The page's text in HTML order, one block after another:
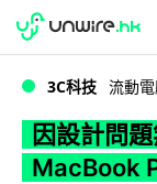
WWDC 2026
3C科技 流動
因設計問
MacBook